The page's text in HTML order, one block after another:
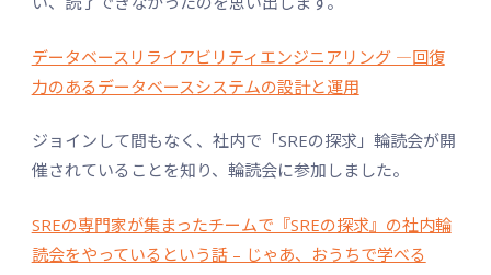
データベースリライアビリティエンジニアリング ―回復
力のあるデータベースシステムの設計と運用
ジョインして間もなく、社内で「SREの探求」輪読会が開
催されていることを知り、輪読会に参加しました。
SREの専門家が集まったチームで『SREの探求』の社内輪
読会をやっているという話 – じゃあ、おうちで学べる